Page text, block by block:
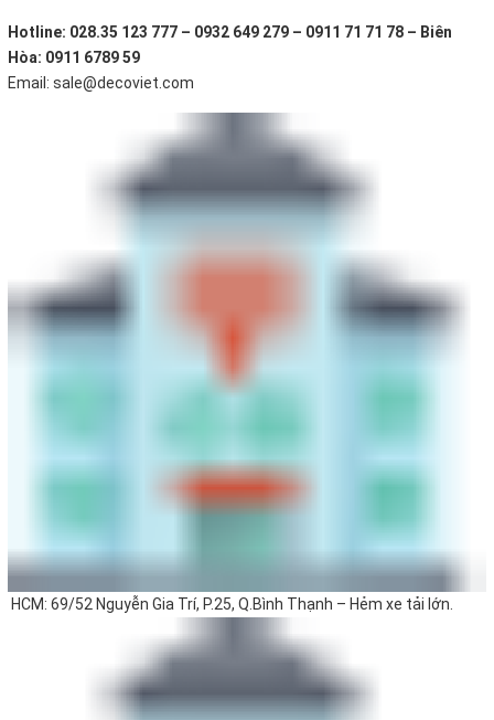
Hotline: 028.35 123 777 – 0932 649 279 – 0911 71 71 78 – Biên
Hòa: 0911 6789 59
Email: sale@decoviet.com
HCM: 69/52 Nguyễn Gia Trí, P.25, Q.Bình Thạnh – Hẻm xe tải lớn.